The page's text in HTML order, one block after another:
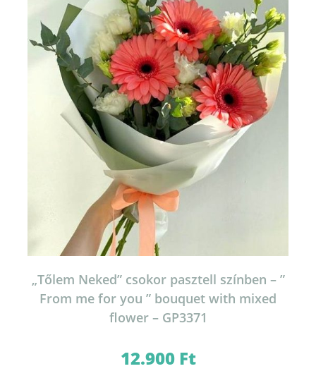
„Tőlem Neked” csokor pasztell színben – ”
From me for you ” bouquet with mixed
flower – GP3371
12.900 Ft